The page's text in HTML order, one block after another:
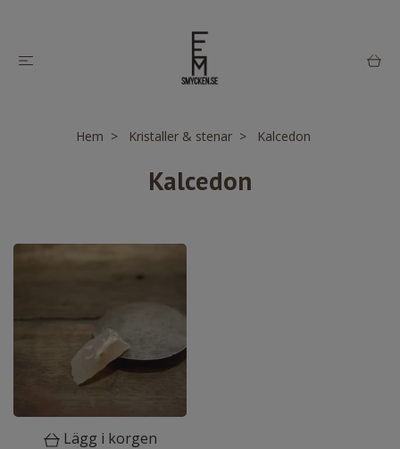
Hem Kristaller & stenar Kalcedon
Kalcedon
Lägg i korgen